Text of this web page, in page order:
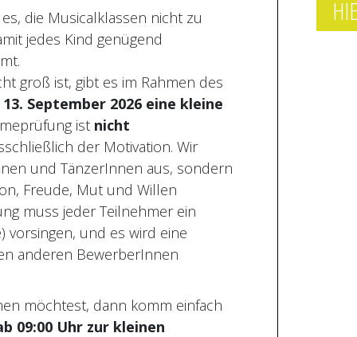
die Musicalklassen nicht zu
jedes Kind genügend
groß ist, gibt es im Rahmen des
13. September 2026 eine kleine
ist nicht
der Motivation. Wir
und TänzerInnen aus, sondern
Freude, Mut und Willen
muss jeder Teilnehmer ein
vorsingen, und es wird eine
anderen BewerberInnen
möchtest, dann komm einfach
09:00 Uhr zur kleinen